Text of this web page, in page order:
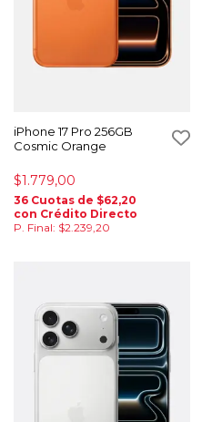
iPhone 17 Pro 256GB
Cosmic Orange
$1.779,00
36 Cuotas de $62,20
con Crédito Directo
P. Final: $2.239,20